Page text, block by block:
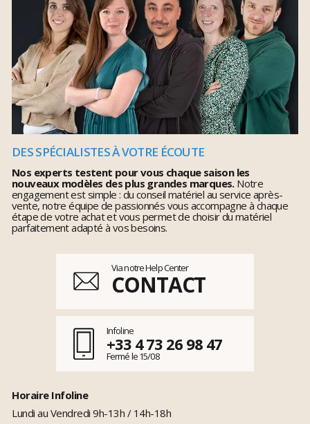
DES SPÉCIALISTES À VOTRE ÉCOUTE
Nos experts testent pour vous chaque saison les
nouveaux modèles des plus grandes marques.Notre
engagement est simple : du conseil matériel au service après-
vente, notre équipe de passionnés vous accompagne à chaque
étape de votre achat et vous permet de choisir du matériel
parfaitement adapté à vos besoins.
Via notre Help Center
CONTACT
Infoline
+33 4 73 26 98 47
Fermé le 15/08
Horaire Infoline
Lundi au Vendredi 9h-13h / 14h-18h